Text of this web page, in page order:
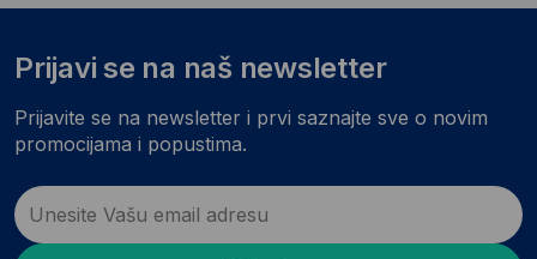
Prijavi se na naš newsletter
Prijavite se na newsletter i prvi saznajte sve o novim
promocijama i popustima.